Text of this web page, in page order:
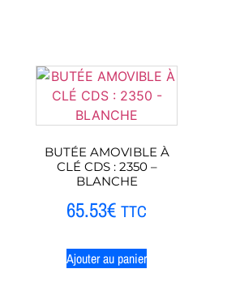
BUTÉE AMOVIBLE À
CLÉ CDS : 2350 –
BLANCHE
65.53€ TTC
Ajouter au panier